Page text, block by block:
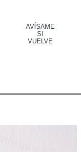
AVÍSAME
SI
VUELVE